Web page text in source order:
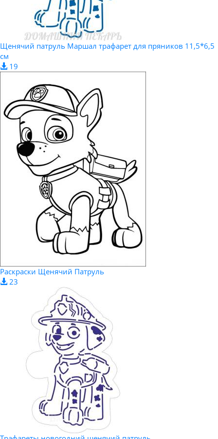
Щенячий патруль Маршал трафарет для пряников 11,5*6,5
см
19
Раскраски Щенячий Патруль
23